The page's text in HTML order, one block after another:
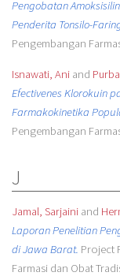
Pengobatan
Penderita Tonsilo-
Pengembangan
Isnawati, Aniand
Efectivenes Klorokuin
Farmakokinetika
Pengembangan
J
Jamal, Sarjainiand
Laporan Penelitian
di Jawa Barat. Project
Farmasi dan Obat